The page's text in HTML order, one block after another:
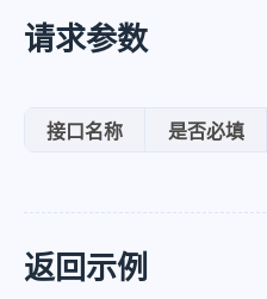
请求参数
接口名称 是否必填
返回示例